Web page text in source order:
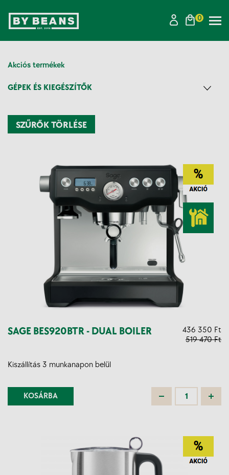
0
Akciós termékek
GÉPEK ÉS KIEGÉSZÍTŐK
SZŰRŐK TÖRLÉSE
SAGE BES920BTR - DUAL BOILER
436 350 Ft
519 470 Ft
Kiszállítás 3 munkanapon belül
KOSÁRBA